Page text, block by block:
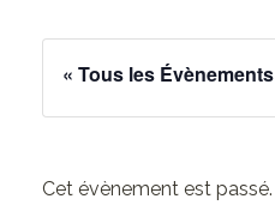
« Tous les Évènements
Cet évènement est passé.